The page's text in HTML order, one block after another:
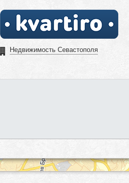
Недвижимость Севастополя